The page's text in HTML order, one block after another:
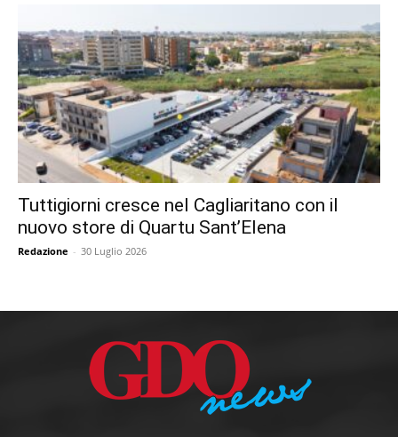
Tuttigiorni cresce nel Cagliaritano con il
nuovo store di Quartu Sant’Elena
Redazione - 30 Luglio 2026